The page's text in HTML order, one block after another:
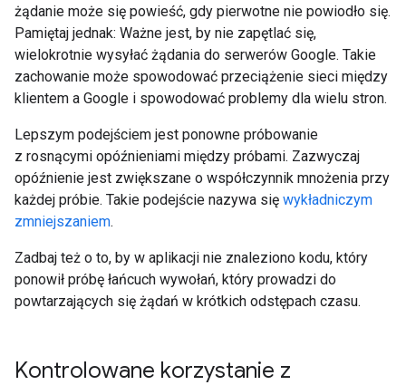
żądanie może się powieść, gdy pierwotne nie powiodło się.
Pamiętaj jednak: Ważne jest, by nie zapętlać się,
wielokrotnie wysyłać żądania do serwerów Google. Takie
zachowanie może spowodować przeciążenie sieci między
klientem a Google i spowodować problemy dla wielu stron.
Lepszym podejściem jest ponowne próbowanie
z rosnącymi opóźnieniami między próbami. Zazwyczaj
opóźnienie jest zwiększane o współczynnik mnożenia przy
każdej próbie. Takie podejście nazywa się wykładniczym
zmniejszaniem.
Zadbaj też o to, by w aplikacji nie znaleziono kodu, który
ponowił próbę łańcuch wywołań, który prowadzi do
powtarzających się żądań w krótkich odstępach czasu.
Kontrolowane korzystanie z